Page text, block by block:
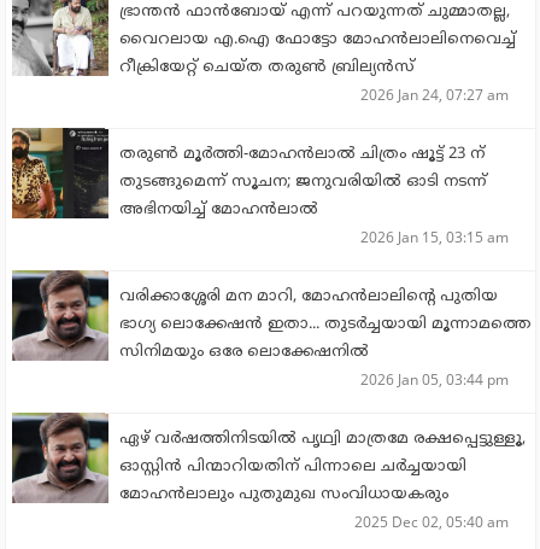
ഭ്രാന്തന്‍ ഫാന്‍ബോയ് എന്ന് പറയുന്നത് ചുമ്മാതല്ല,
വൈറലായ എ.ഐ ഫോട്ടോ മോഹന്‍ലാലിനെവെച്ച്
റീക്രിയേറ്റ് ചെയ്ത തരുണ്‍ ബ്രില്യന്‍സ്
2026 Jan 24, 07:27 am
തരുണ്‍ മൂര്‍ത്തി-മോഹന്‍ലാല്‍ ചിത്രം ഷൂട്ട് 23 ന്
തുടങ്ങുമെന്ന് സൂചന; ജനുവരിയില്‍ ഓടി നടന്ന്
അഭിനയിച്ച് മോഹന്‍ലാല്‍
2026 Jan 15, 03:15 am
വരിക്കാശ്ശേരി മന മാറി, മോഹന്‍ലാലിന്റെ പുതിയ
ഭാഗ്യ ലൊക്കേഷന്‍ ഇതാ... തുടര്‍ച്ചയായി മൂന്നാമത്തെ
സിനിമയും ഒരേ ലൊക്കേഷനില്‍
2026 Jan 05, 03:44 pm
ഏഴ് വര്‍ഷത്തിനിടയില്‍ പൃഥ്വി മാത്രമേ രക്ഷപ്പെട്ടുള്ളൂ,
ഓസ്റ്റിന്‍ പിന്മാറിയതിന് പിന്നാലെ ചര്‍ച്ചയായി
മോഹന്‍ലാലും പുതുമുഖ സംവിധായകരും
2025 Dec 02, 05:40 am